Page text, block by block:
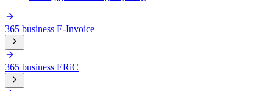
365 business E-Invoice
365 business ERiC